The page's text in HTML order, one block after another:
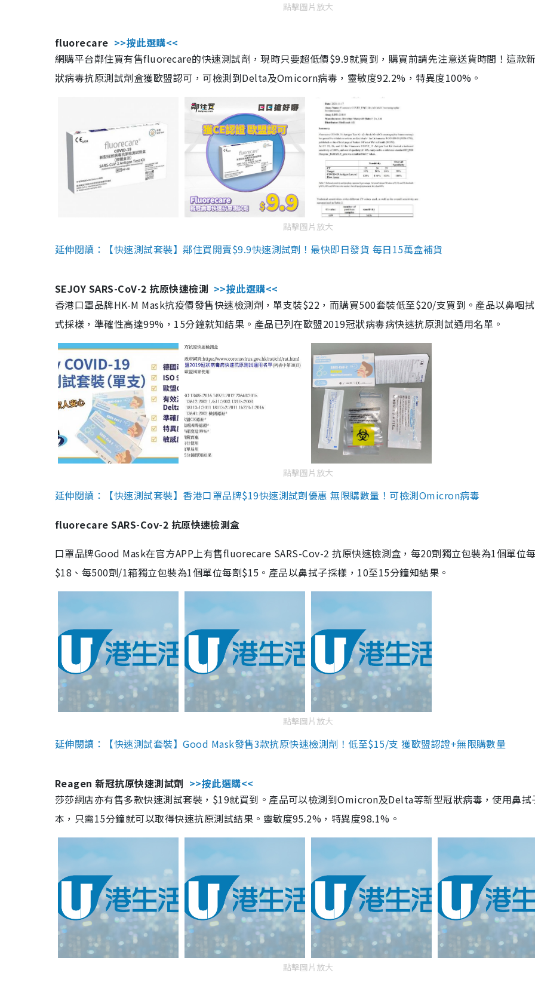
點擊圖片放大
fluorecare >>按此選購<<
網購平台鄰住買有售fluorecare的快速測試劑，現時只要超低價$9.9就買到，購買前請先注意送貨時間！這款
狀病毒抗原測試劑盒獲歐盟認可，可檢測到Delta及Omicorn病毒，靈敏度92.2%，特異度100%。
點擊圖片放大
延伸閱讀：【快速測試套裝】鄰住買開賣$9.9快速測試劑！最快即日發貨 每日15萬盒補貨
SEJOY SARS-CoV-2 抗原快速檢測 >>按此選購<<
香港口罩品牌HK-M Mask抗疫價發售快速檢測劑，單支裝$22，而購買500套裝低至$20/支買到。產品以鼻咽
式採樣，準確性高達99%，15分鐘就知結果。產品已列在歐盟2019冠狀病毒病快速抗原測試通用名單。
點擊圖片放大
延伸閱讀：【快速測試套裝】香港口罩品牌$19快速測試劑優惠 無限購數量！可檢測Omicron病毒
fluorecare SARS-Cov-2 抗原快速檢測盒
口罩品牌Good Mask在官方APP上有售fluorecare SARS-Cov-2 抗原快速檢測盒，每20劑獨立包裝為1個單位
$18、每500劑/1箱獨立包裝為1個單位每劑$15。產品以鼻拭子採樣，10至15分鐘知結果。
點擊圖片放大
延伸閱讀：【快速測試套裝】Good Mask發售3款抗原快速檢測劑！低至$15/支 獲歐盟認證+無限購數量
Reagen 新冠抗原快速測試劑 >>按此選購<<
莎莎網店亦有售多款快速測試套裝，$19就買到。產品可以檢測到Omicron及Delta等新型冠狀病毒，使用鼻拭
本，只需15分鐘就可以取得快速抗原測試結果。靈敏度95.2%，特異度98.1%。
點擊圖片放大